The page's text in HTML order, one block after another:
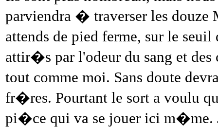
parviendra � traverser les douze
attends de pied ferme, sur le
attir�s par l'odeur du sang et des
tout comme moi. Sans doute
fr�res. Pourtant le sort a voulu
pi�ce qui va se jouer ici m�me.